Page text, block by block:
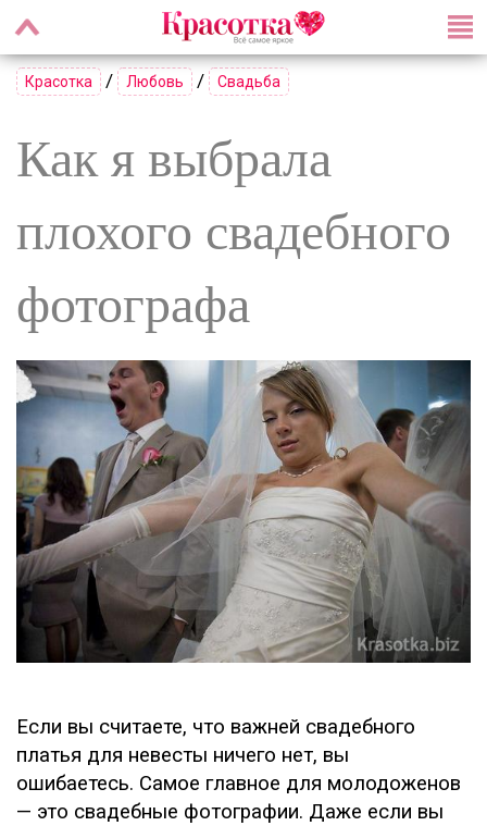
Красотка / Любовь / Свадьба
Как я выбрала
плохого свадебного
фотографа
Если вы считаете, что важней свадебного
платья для невесты ничего нет, вы
ошибаетесь. Самое главное для молодоженов
— это свадебные фотографии. Даже если вы